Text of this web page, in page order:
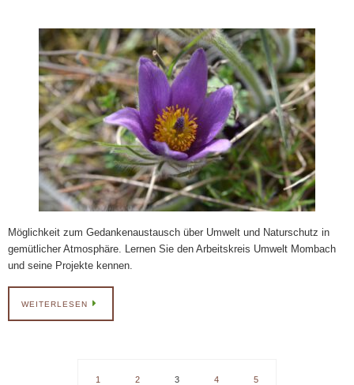
Möglichkeit zum Gedankenaustausch über Umwelt und Naturschutz in
gemütlicher Atmosphäre. Lernen Sie den Arbeitskreis Umwelt Mombach
und seine Projekte kennen.
WEITERLESEN
1 2 3 4 5